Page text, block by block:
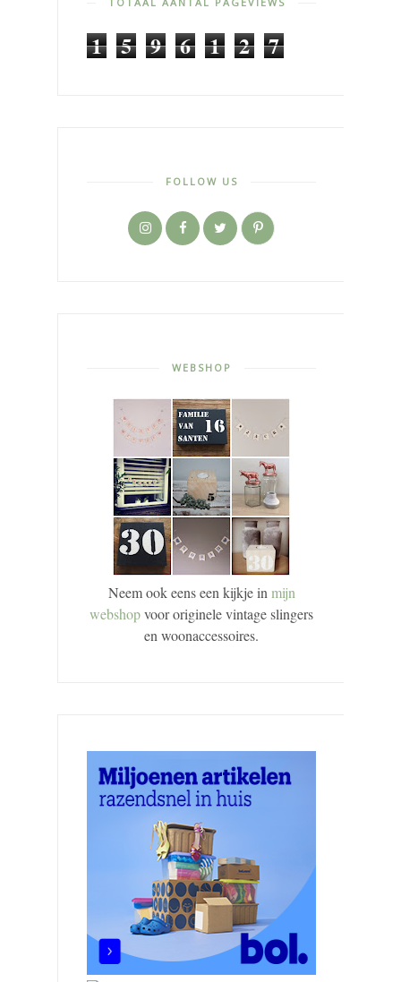
1 5 9 6 1 2 7
FOLLOW US
WEBSHOP
Neem ook eens een kijkje in mijn
webshopvoor originele vintage slingers
en woonaccessoires.